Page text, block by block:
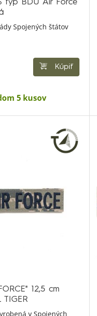
typ BDU Air Force
Spojených štátov
Kúpiť
5 kusov
12,5 cm
TIGER
v Spojených